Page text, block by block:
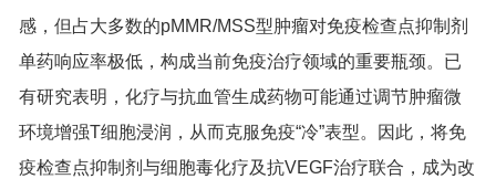
感，但占大多数的pMMR/MSS型肿瘤对免疫检查点抑制剂
单药响应率极低，构成当前免疫治疗领域的重要瓶颈。已
有研究表明，化疗与抗血管生成药物可能通过调节肿瘤微
环境增强T细胞浸润，从而克服免疫“冷”表型。因此，将免
疫检查点抑制剂与细胞毒化疗及抗VEGF治疗联合，成为改